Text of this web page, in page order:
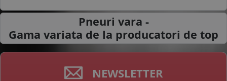
Pneuri vara -
Gama variata de la producatori de top
NEWSLETTER